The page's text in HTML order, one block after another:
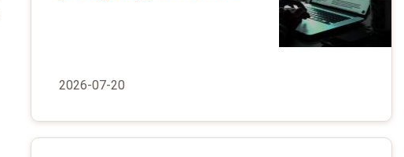
2026-07-20